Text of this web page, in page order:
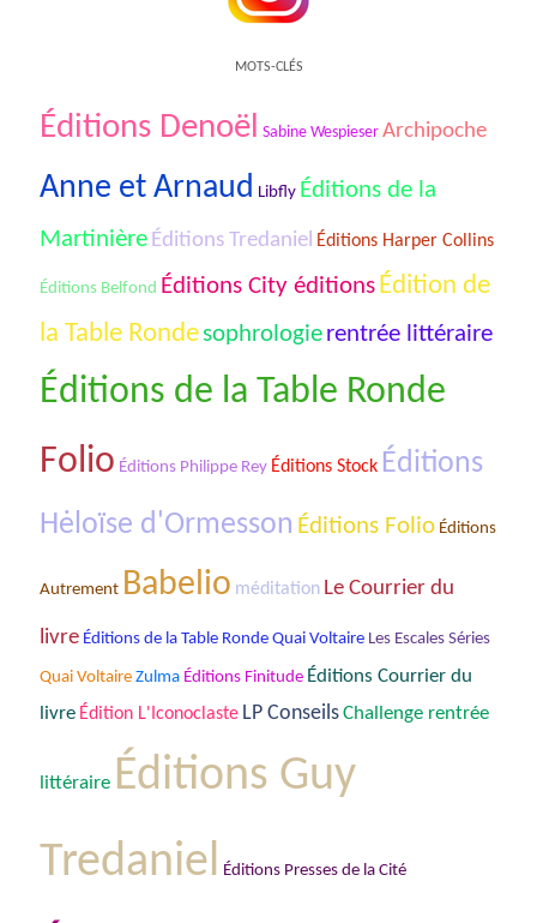
MOTS-CLÉS
Éditions Denoël Sabine Wespieser Archipoche
Anne et Arnaud Libfly Éditions de la
Martinière Éditions Tredaniel Éditions Harper Collins
Éditions Belfond Éditions City éditions Édition de
la Table Ronde sophrologie rentrée littéraire
Éditions de la Table Ronde
Folio Éditions Philippe Rey Éditions Stock Éditions
Hėloïse d'Ormesson Éditions Folio Éditions
Autrement Babelio méditation Le Courrier du
livre Éditions de la Table Ronde Quai Voltaire Les Escales Séries
Quai Voltaire Zulma Éditions Finitude Éditions Courrier du
livre Édition L'Iconoclaste LP ConseilsChallenge rentrée
littéraire Éditions Guy
Tredaniel Éditions Presses de la Cité